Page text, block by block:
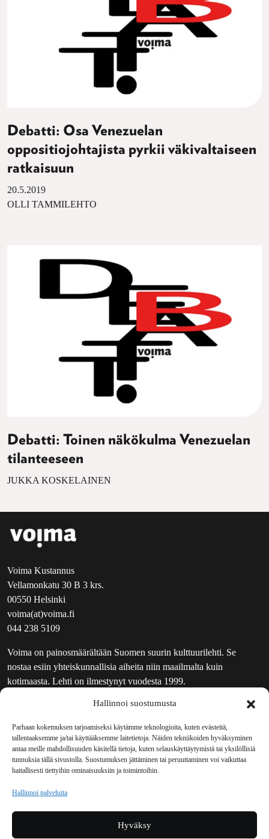
Hallinnoi suostumusta
Parhaan kokemuksen tarjoamiseksi käytämme teknologioita, kuten evästeitä,
tallentaaksemme ja/tai käyttääksemme laitetietoja. Näiden tekniikoiden hyväksyminen
antaa meille mahdollisuuden käsitellä tietoja, kuten selauskäyttäytymistä tai yksilöllisiä
tunnuksia tällä sivustolla. Suostumuksen jättäminen tai peruuttaminen voi vaikuttaa
haitallisesti tiettyihin ominaisuuksiin ja toimintoihin.
Hallinnoi palveluita
Hyväksy
Debatti: Osa Venezuelan
oppositiojohtajista pyrkii väkivaltaiseen
ratkaisuun
20.5.2019
OLLI TAMMILEHTO
Debatti: Toinen näkökulma Venezuelan
tilanteeseen
JUKKA KOSKELAINEN
Voima Kustannus
Vellamonkatu 30 B 3 krs.
00550 Helsinki
voima(at)voima.fi
044 238 5109
Voima on painosmäärältään Suomen suurin kulttuurilehti. Se
nostaa esiin yhteiskunnallisia aiheita niin maailmalta kuin
kotimaasta. Lehti on ilmestynyt vuodesta 1999.
UUTISKIRJE
MAINOSTAJILLE
VASTAMAINOKSET
JAKELUPAIKAT
REKISTERISELOSTE
TILAUKSEN PERUUTUSPYYNTÖ